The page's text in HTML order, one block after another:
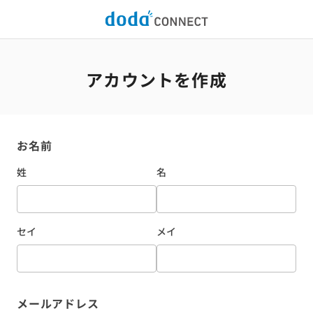
アカウントを作成
お名前
姓 名
セイ メイ
メールアドレス